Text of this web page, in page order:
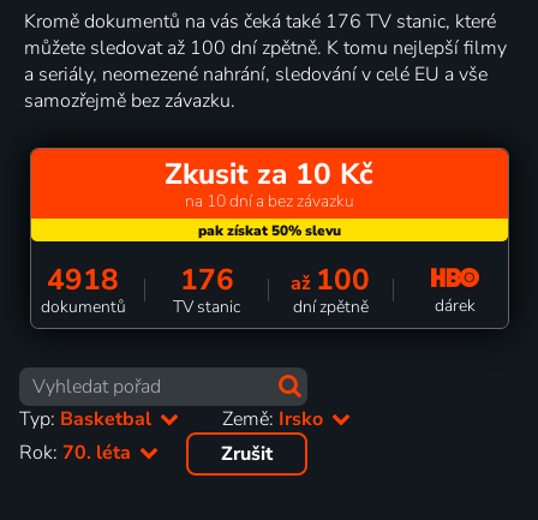
Kromě dokumentů na vás čeká také 176 TV stanic, které
můžete sledovat až 100 dní zpětně. K tomu nejlepší filmy
a seriály, neomezené nahrání, sledování v celé EU a vše
samozřejmě bez závazku.
Zkusit za 10 Kč
na 10 dní a bez závazku
4918
dokumentů
176
TV stanic
až 100
dní zpětně dárek
Typ: Basketbal Země: Irsko
Rok: 70. léta Zrušit